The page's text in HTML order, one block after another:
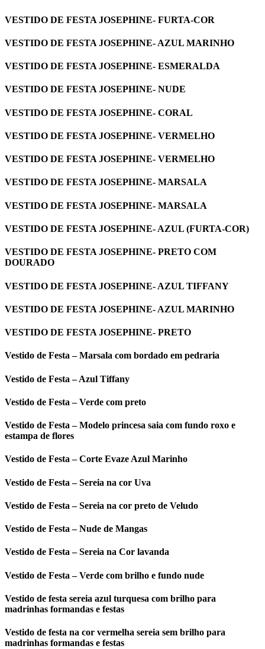
VESTIDO DE FESTA JOSEPHINE- FURTA-COR
VESTIDO DE FESTA JOSEPHINE- AZUL MARINHO
VESTIDO DE FESTA JOSEPHINE- ESMERALDA
VESTIDO DE FESTA JOSEPHINE- NUDE
VESTIDO DE FESTA JOSEPHINE- CORAL
VESTIDO DE FESTA JOSEPHINE- VERMELHO
VESTIDO DE FESTA JOSEPHINE- VERMELHO
VESTIDO DE FESTA JOSEPHINE- MARSALA
VESTIDO DE FESTA JOSEPHINE- MARSALA
VESTIDO DE FESTA JOSEPHINE- AZUL (FURTA-COR)
VESTIDO DE FESTA JOSEPHINE- PRETO COM
DOURADO
VESTIDO DE FESTA JOSEPHINE- AZUL TIFFANY
VESTIDO DE FESTA JOSEPHINE- AZUL MARINHO
VESTIDO DE FESTA JOSEPHINE- PRETO
Vestido de Festa – Marsala com bordado em pedraria
Vestido de Festa – Azul Tiffany
Vestido de Festa – Verde com preto
Vestido de Festa – Modelo princesa saia com fundo roxo e
estampa de flores
Vestido de Festa – Corte Evaze Azul Marinho
Vestido de Festa – Sereia na cor Uva
Vestido de Festa – Sereia na cor preto de Veludo
Vestido de Festa – Nude de Mangas
Vestido de Festa – Sereia na Cor lavanda
Vestido de Festa – Verde com brilho e fundo nude
Vestido de festa sereia azul turquesa com brilho para
madrinhas formandas e festas
Vestido de festa na cor vermelha sereia sem brilho para
madrinhas formandas e festas